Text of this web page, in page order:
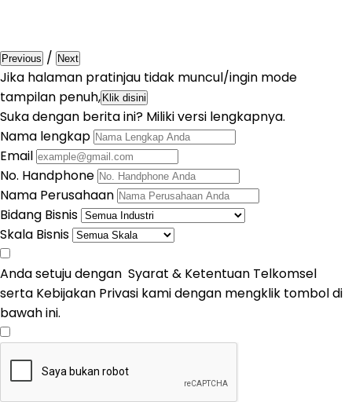
Previous / Next
Jika halaman pratinjau tidak muncul/ingin mode
tampilan penuh, Klik disini
Suka dengan berita ini? Miliki versi lengkapnya.
Nama lengkap
Email
No. Handphone
Nama Perusahaan
Bidang Bisnis
Skala Bisnis
Anda setuju dengan Syarat & Ketentuan Telkomsel
serta Kebijakan Privasi kami dengan mengklik tombol di
bawah ini.